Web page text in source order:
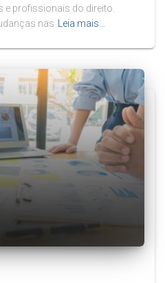
e profissionais do direito.
nas
Leia mais…